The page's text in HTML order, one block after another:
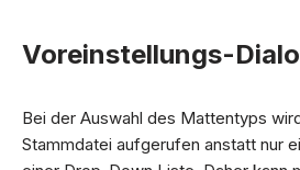
Voreinstellungs-
Bei der Auswahl des Mattentyps
Stammdatei aufgerufen anstatt nur